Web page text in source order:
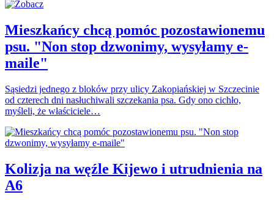
Mieszkańcy chcą pomóc pozostawionemu
psu. "Non stop dzwonimy, wysyłamy e-
maile"
Sąsiedzi jednego z bloków przy ulicy Zakopiańskiej w Szczecinie
od czterech dni nasłuchiwali szczekania psa. Gdy ono cichło,
myśleli, że właściciele…
Kolizja na węźle Kijewo i utrudnienia na
A6